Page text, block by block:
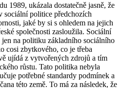
1989, ukázala dostatečně jasně, že
sociální politice předchozích
jaké by si s ohledem na jejich
společnosti zasloužila. Sociální
na politiku základního sociálního
cosi zbytkového, co je třeba
ujídá z vytvořených zdrojů a tím
růstu. Tato politika nebyla
potřebné standardy podmínek a
této země. To má za následek, že